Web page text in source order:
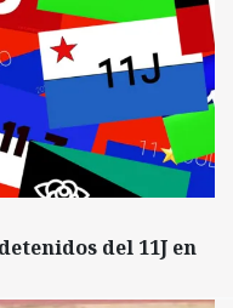
del 11J en